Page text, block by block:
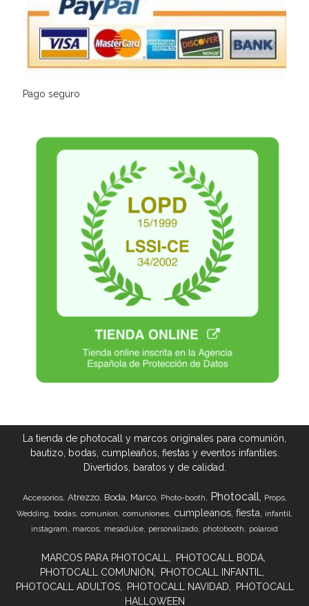
Pago seguro
La tienda de photocall y marcos originales para comunión,
bautizo, bodas, cumpleaños, fiestas y eventos infantiles.
Divertidos, baratos y de calidad.
Accesorios Atrezzo Boda Marco Photo-booth Photocall Props
Wedding bodas comunion comuniones cumpleanos fiesta infantil
instagram marcos mesadulce personalizado photobooth polaroid
MARCOS PARA PHOTOCALL
PHOTOCALL BODA
PHOTOCALL COMUNIÓN
PHOTOCALL INFANTIL
PHOTOCALL ADULTOS
PHOTOCALL NAVIDAD
PHOTOCALL
HALLOWEEN